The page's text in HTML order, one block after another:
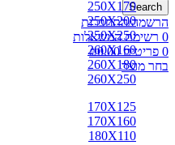
Search
הרשמה/התחברות
0 רשימת המשאלות
0 פריטים ₪0.00
בחר מוצר
250X170
250X200
250X250
260X160
260X180
260X250
170X125
170X160
180X110